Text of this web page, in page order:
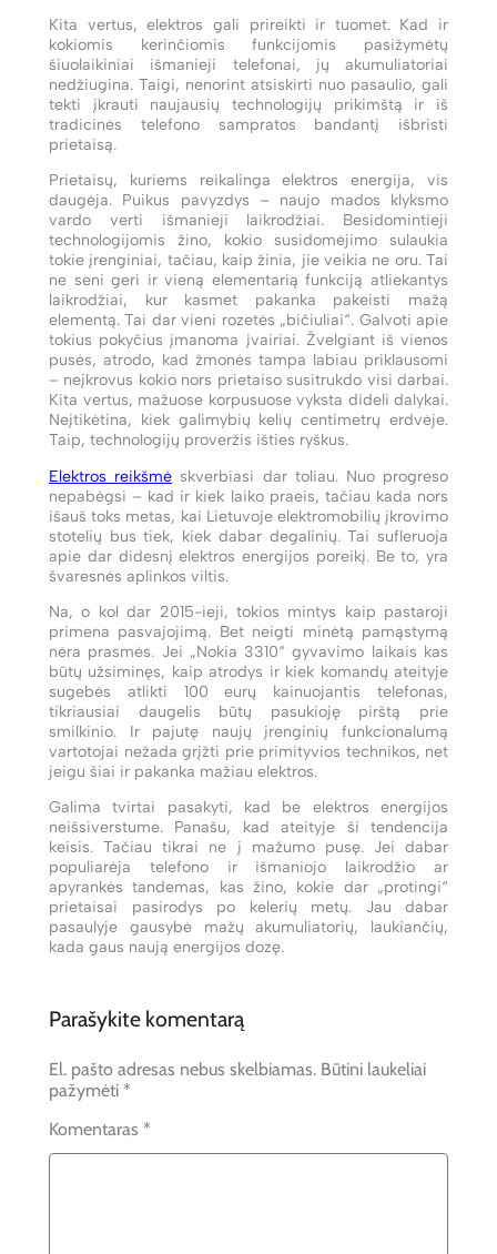
Kita vertus, elektros gali prireikti ir tuomet. Kad ir
kokiomis kerinčiomis funkcijomis pasižymėtų
šiuolaikiniai išmanieji telefonai, jų akumuliatoriai
nedžiugina. Taigi, nenorint atsiskirti nuo pasaulio, gali
tekti įkrauti naujausių technologijų prikimštą ir iš
tradicinės telefono sampratos bandantį išbristi
prietaisą.
Prietaisų, kuriems reikalinga elektros energija, vis
daugėja. Puikus pavyzdys – naujo mados klyksmo
vardo verti išmanieji laikrodžiai. Besidomintieji
technologijomis žino, kokio susidomėjimo sulaukia
tokie įrenginiai, tačiau, kaip žinia, jie veikia ne oru. Tai
ne seni geri ir vieną elementarią funkciją atliekantys
laikrodžiai, kur kasmet pakanka pakeisti mažą
elementą. Tai dar vieni rozetės „bičiuliai“. Galvoti apie
tokius pokyčius įmanoma įvairiai. Žvelgiant iš vienos
pusės, atrodo, kad žmonės tampa labiau priklausomi
– neįkrovus kokio nors prietaiso susitrukdo visi darbai.
Kita vertus, mažuose korpusuose vyksta dideli dalykai.
Neįtikėtina, kiek galimybių kelių centimetrų erdvėje.
Taip, technologijų proveržis išties ryškus.
Elektros reikšmė skverbiasi dar toliau. Nuo progreso
nepabėgsi – kad ir kiek laiko praeis, tačiau kada nors
išauš toks metas, kai Lietuvoje elektromobilių įkrovimo
stotelių bus tiek, kiek dabar degalinių. Tai sufleruoja
apie dar didesnį elektros energijos poreikį. Be to, yra
švaresnės aplinkos viltis.
Na, o kol dar 2015-ieji, tokios mintys kaip pastaroji
primena pasvajojimą. Bet neigti minėtą pamąstymą
nėra prasmės. Jei „Nokia 3310“ gyvavimo laikais kas
būtų užsiminęs, kaip atrodys ir kiek komandų ateityje
sugebės atlikti 100 eurų kainuojantis telefonas,
tikriausiai daugelis būtų pasukioję pirštą prie
smilkinio. Ir pajutę naujų įrenginių funkcionalumą
vartotojai nežada grįžti prie primityvios technikos, net
jeigu šiai ir pakanka mažiau elektros.
Galima tvirtai pasakyti, kad be elektros energijos
neišsiverstume. Panašu, kad ateityje ši tendencija
keisis. Tačiau tikrai ne į mažumo pusę. Jei dabar
populiarėja telefono ir išmaniojo laikrodžio ar
apyrankės tandemas, kas žino, kokie dar „protingi“
prietaisai pasirodys po kelerių metų. Jau dabar
pasaulyje gausybė mažų akumuliatorių, laukiančių,
kada gaus naują energijos dozę.
Parašykite komentarą
El. pašto adresas nebus skelbiamas. Būtini laukeliai
pažymėti *
Komentaras *